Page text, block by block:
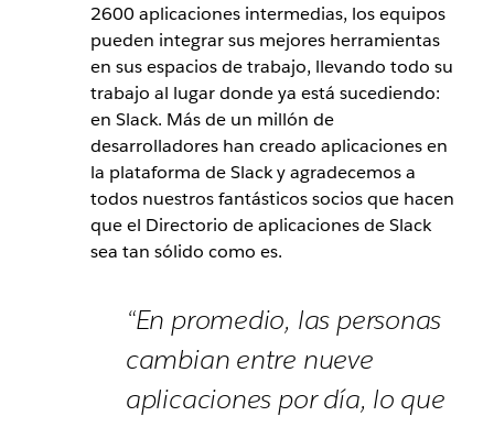
2600 aplicaciones intermedias, los equipos
pueden integrar sus mejores herramientas
en sus espacios de trabajo, llevando todo su
trabajo al lugar donde ya está sucediendo:
en Slack. Más de un millón de
desarrolladores han creado aplicaciones en
la plataforma de Slack y agradecemos a
todos nuestros fantásticos socios que hacen
que el Directorio de aplicaciones de Slack
sea tan sólido como es.
“En promedio, las personas
cambian entre nueve
aplicaciones por día, lo que